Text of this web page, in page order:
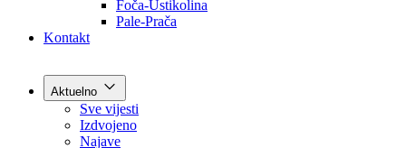
Općine
Kontakt
Aktuelno